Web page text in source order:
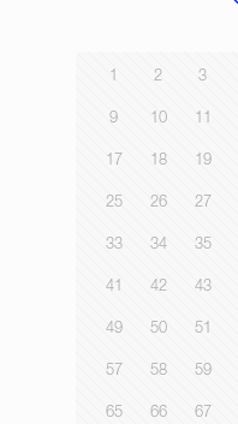
1 2 3
9 10 11
17 18 19
25 26 27
33 34 35
41 42 43
49 50 51
57 58 59
65 66 67